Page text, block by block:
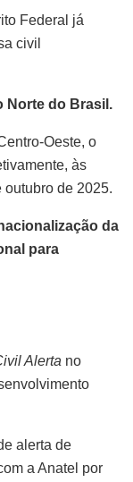
Federal já
civil
Norte do Brasil.
Oeste, o
às
outubro de 2025.
da
para
Alerta no
alerta de
a Anatel por